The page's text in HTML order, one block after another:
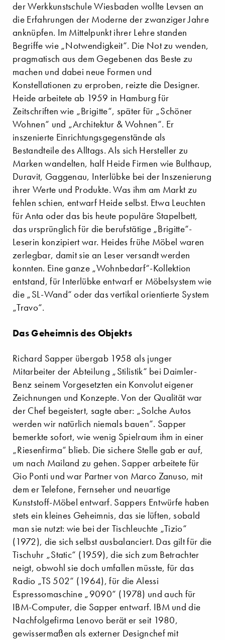
der Werkkunstschule Wiesbaden wollte Levsen an
die Erfahrungen der Moderne der zwanziger Jahre
anknüpfen. Im Mittelpunkt ihrer Lehre standen
Begriffe wie „Notwendigkeit“. Die Not zu wenden,
pragmatisch aus dem Gegebenen das Beste zu
machen und dabei neue Formen und
Konstellationen zu erproben, reizte die Designer.
Heide arbeitete ab 1959 in Hamburg für
Zeitschriften wie „Brigitte“, später für „Schöner
Wohnen“ und „Architektur & Wohnen“. Er
inszenierte Einrichtungsgegenstände als
Bestandteile des Alltags. Als sich Hersteller zu
Marken wandelten, half Heide Firmen wie Bulthaup,
Duravit, Gaggenau, Interlübke bei der Inszenierung
ihrer Werte und Produkte. Was ihm am Markt zu
fehlen schien, entwarf Heide selbst. Etwa Leuchten
für Anta oder das bis heute populäre Stapelbett,
das ursprünglich für die berufstätige „Brigitte“-
Leserin konzipiert war. Heides frühe Möbel waren
zerlegbar, damit sie an Leser versandt werden
konnten. Eine ganze „Wohnbedarf“-Kollektion
entstand, für Interlübke entwarf er Möbelsystem wie
die „SL-Wand“ oder das vertikal orientierte System
„Travo“.
Das Geheimnis des Objekts
Richard Sapper übergab 1958 als junger
Mitarbeiter der Abteilung „Stilistik“ bei Daimler-
Benz seinem Vorgesetzten ein Konvolut eigener
Zeichnungen und Konzepte. Von der Qualität war
der Chef begeistert, sagte aber: „Solche Autos
werden wir natürlich niemals bauen“. Sapper
bemerkte sofort, wie wenig Spielraum ihm in einer
„Riesenfirma“ blieb. Die sichere Stelle gab er auf,
um nach Mailand zu gehen. Sapper arbeitete für
Gio Ponti und war Partner von Marco Zanuso, mit
dem er Telefone, Fernseher und neuartige
Kunststoff-Möbel entwarf. Sappers Entwürfe haben
stets ein kleines Geheimnis, das sie lüften, sobald
man sie nutzt: wie bei der Tischleuchte „Tizio“
(1972), die sich selbst ausbalanciert. Das gilt für die
Tischuhr „Static“ (1959), die sich zum Betrachter
neigt, obwohl sie doch umfallen müsste, für das
Radio „TS 502“ (1964), für die Alessi
Espressomaschine „9090“ (1978) und auch für
IBM-Computer, die Sapper entwarf. IBM und die
Nachfolgefirma Lenovo berät er seit 1980,
gewissermaßen als externer Designchef mit